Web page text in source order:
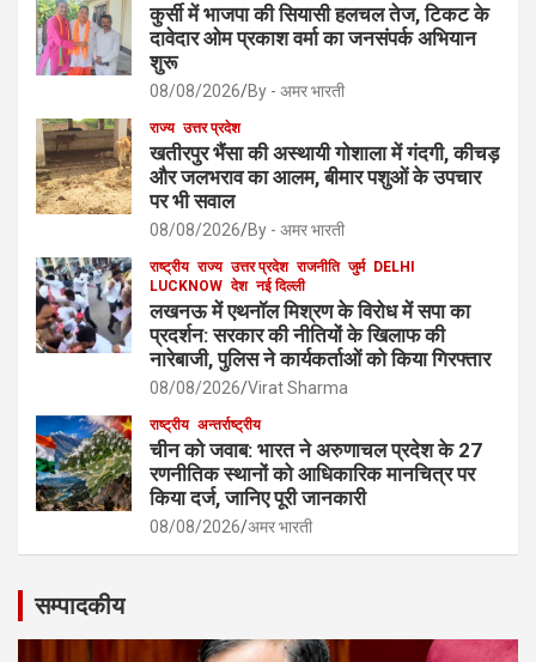
कुर्सी में भाजपा की सियासी हलचल तेज, टिकट के
दावेदार ओम प्रकाश वर्मा का जनसंपर्क अभियान
शुरू
08/08/2026 By - अमर भारती
राज्य उत्तर प्रदेश
खतीरपुर भैंसा की अस्थायी गोशाला में गंदगी, कीचड़
और जलभराव का आलम, बीमार पशुओं के उपचार
पर भी सवाल
08/08/2026 By - अमर भारती
राष्ट्रीय राज्य उत्तर प्रदेश राजनीति जुर्म DELHI
LUCKNOW देश नई दिल्ली
लखनऊ में एथनॉल मिश्रण के विरोध में सपा का
प्रदर्शन: सरकार की नीतियों के खिलाफ की
नारेबाजी, पुलिस ने कार्यकर्ताओं को किया गिरफ्तार
08/08/2026 Virat Sharma
राष्ट्रीय अन्तर्राष्ट्रीय
चीन को जवाब: भारत ने अरुणाचल प्रदेश के 27
रणनीतिक स्थानों को आधिकारिक मानचित्र पर
किया दर्ज, जानिए पूरी जानकारी
08/08/2026 अमर भारती
सम्पादकीय